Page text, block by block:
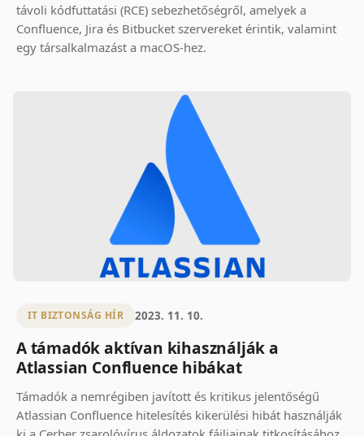
távoli kódfuttatási (RCE) sebezhetőségről, amelyek a
Confluence, Jira és Bitbucket szervereket érintik, valamint
egy társalkalmazást a macOS-hez.
IT BIZTONSÁG HÍR 2023. 11. 10.
A támadók aktívan kihasználják a
Atlassian Confluence hibákat
Támadók a nemrégiben javított és kritikus jelentőségű
Atlassian Confluence hitelesítés kikerülési hibát használják